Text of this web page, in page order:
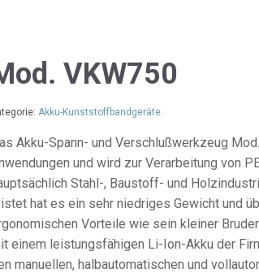
VKW750
Akku-Kunststoffbandgeräte
Akku-Spann- und Verschlußwerkzeug
und wird zur Verarbeitung von
Stahl-, Baustoff- und
hat es ein sehr niedriges Gewicht und
Vorteile wie sein kleiner
einem leistungsfähigen Li-Ion-Akku der
manuellen, halbautomatischen und